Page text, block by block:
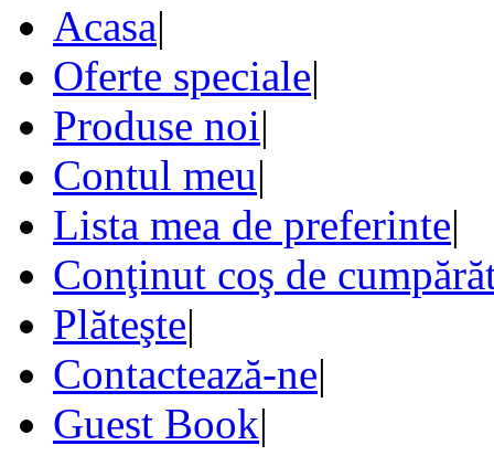
Acasa|
Oferte speciale|
Produse noi|
Contul meu|
Lista mea de preferinte|
Conţinut coş de
Plăteşte|
Contactează-ne|
Guest Book|